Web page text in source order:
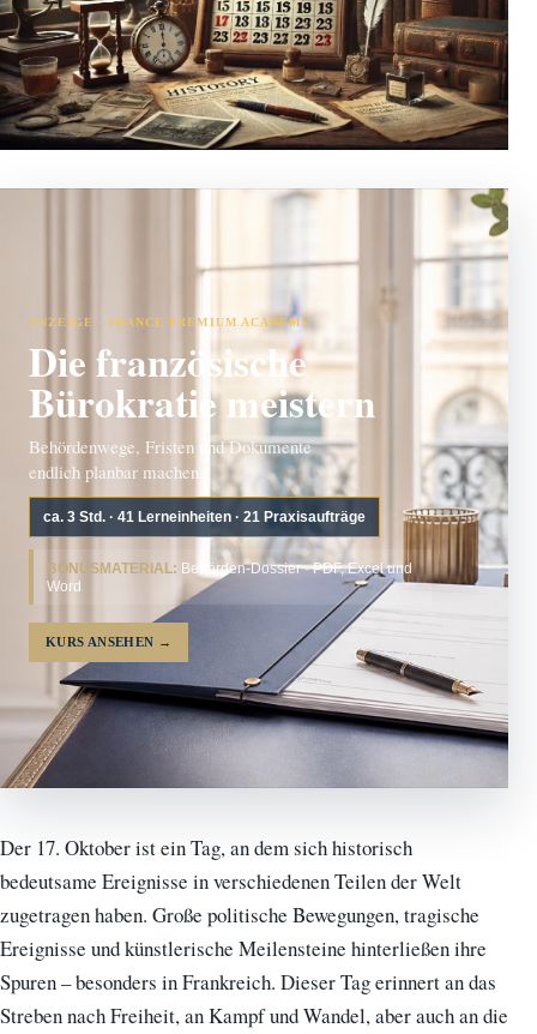
ANZEIGE · FRANCE PREMIUM ACADEMY
Die französische
Bürokratie meistern
Behördenwege, Fristen und Dokumente
endlich planbar machen.
ca. 3 Std. · 41 Lerneinheiten · 21 Praxisaufträge
BONUSMATERIAL: Behörden-Dossier · PDF, Excel und
Word
KURS ANSEHEN →
Der 17. Oktober ist ein Tag, an dem sich historisch
bedeutsame Ereignisse in verschiedenen Teilen der Welt
zugetragen haben. Große politische Bewegungen, tragische
Ereignisse und künstlerische Meilensteine hinterließen ihre
Spuren – besonders in Frankreich. Dieser Tag erinnert an das
Streben nach Freiheit, an Kampf und Wandel, aber auch an die